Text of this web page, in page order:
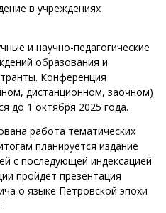
в учреждениях
и научно-педагогические
образования и
Конференция
дистанционном, заочном)
до 1 октября 2025 года.
работа тематических
планируется издание
с последующей индексацией
пройдет презентация
о языке Петровской эпохи